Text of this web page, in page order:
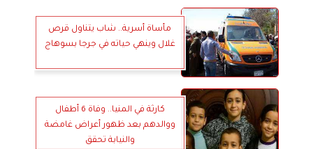
مأساة أسرية.. شاب يتناول قرص
غلال وينهي حياته في جرجا بسوهاج
كارثة في المنيا.. وفاة 6 أطفال
ووالدهم بعد ظهور أعراض غامضة
والنيابة تحقق